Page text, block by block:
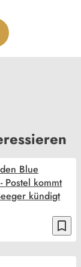
bookmark_border
Blue
Postel kommt
kündigt